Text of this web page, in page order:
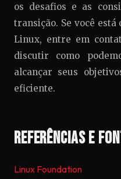
os desafios e as
transição. Se você
Linux, entre em
discutir como
alcançar seus
eficiente.
Referências e
Linux Foundation